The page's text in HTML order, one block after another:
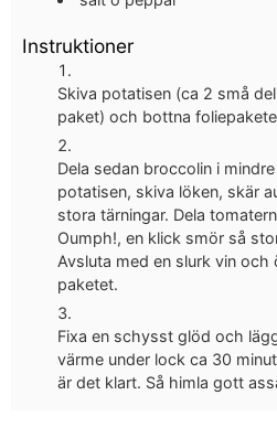
Instruktioner
Skiva potatisen (ca 2 små
paket) och bottna
Dela sedan broccolin i
potatisen, skiva löken, skär
stora tärningar. Dela
Oumph!, en klick smör så
Avsluta med en slurk vin och
paketet.
Fixa en schysst glöd och
värme under lock ca 30
är det klart. Så himla gott